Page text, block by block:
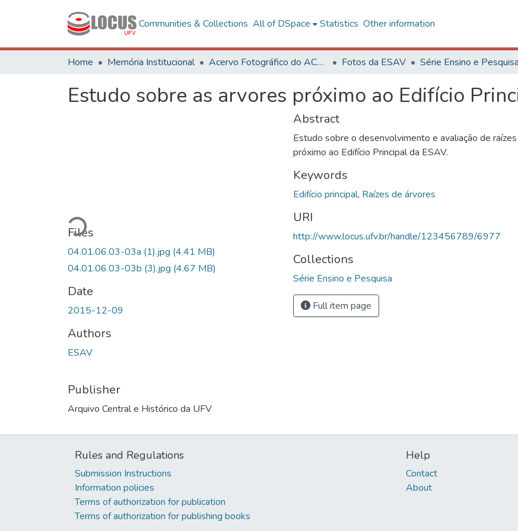
Communities & Collections All of DSpace Statistics Other information
Home Memória Institucional Acervo Fotográfico do ACH-UFV Fotos da ESAV Série Ensino e Pesquisa
Estudo sobre as arvores próximo ao Edifício
Loading...
Files
04.01.06.03-03a (1).jpg (4.41 MB)
04.01.06.03-03b (3).jpg (4.67 MB)
Date
2015-12-09
Authors
ESAV
Publisher
Arquivo Central e Histórico da UFV
Abstract
Estudo sobre o desenvolvimento e avaliação de
próximo ao Edifício Principal da ESAV.
Keywords
Edifício principal, Raízes de árvores
URI
http://www.locus.ufv.br/handle/123456789/6977
Collections
Série Ensino e Pesquisa
Full item page
Rules and Regulations
Submission Instructions
Information policies
Terms of authorization for publication
Terms of authorization for publishing books
Help
Contact
About